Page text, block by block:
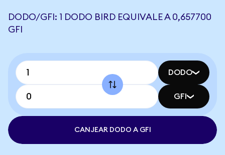
DODO/GFI: 1 DODO BIRD EQUIVALE A 0,657700
GFI
DODO
GFI
CANJEAR DODO A GFI